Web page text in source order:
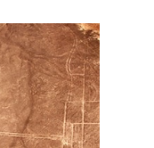
1
noches
Sagrado,